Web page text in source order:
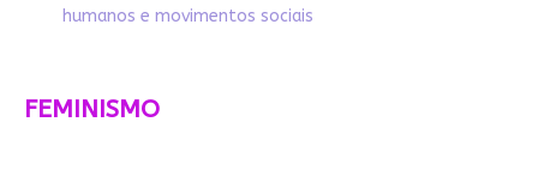
humanos e movimentos sociais
FEMINISMO